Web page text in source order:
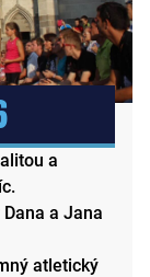
a
a Jana
atletický